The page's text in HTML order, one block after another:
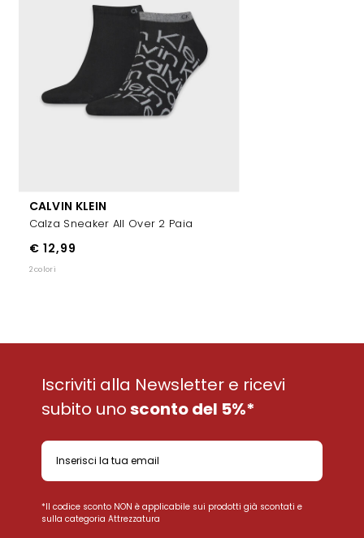
CALVIN KLEIN
Calza Sneaker All Over 2 Paia
€ 12,99
2 colori
Iscriviti alla Newsletter e ricevi
subito unosconto del 5%*
*Il codice sconto NON è applicabile sui prodotti già scontati e
sulla categoria Attrezzatura